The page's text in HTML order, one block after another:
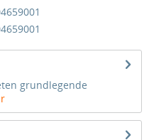
grundlegende